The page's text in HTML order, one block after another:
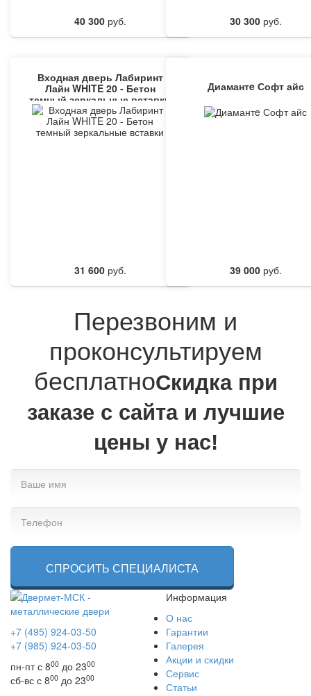
40 300руб. 30 300руб.
Входная дверь Лабиринт
Лайн WHITE 20 - Бетон
темный зеркальные вставки
31 600руб.
Диамантe Софт айс
39 000руб.
Перезвоним и
проконсультируем
бесплатноCкидка при
заказе с сайта и лучшие
цены у нас!
СПРОСИТЬ СПЕЦИАЛИСТА
+7 (495) 924-03-50
+7 (985) 924-03-50
пн-пт с 800 до 2300
сб-вс с 800 до 2300
Информация
О нас
Гарантии
Галерея
Акции и скидки
Сервис
Статьи